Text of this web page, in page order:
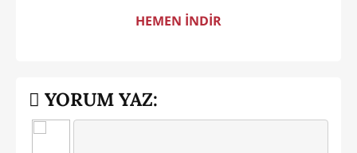
HEMEN İNDİR
YORUM YAZ: